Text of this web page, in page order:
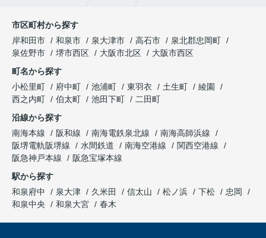
市区町村から探す
岸和田市
和泉市 泉大津市 高石市
泉北郡忠岡町
泉佐野市
堺市西区 大阪市北区
大阪市西区
町名から探す
小松里町
府中町 池浦町 東羽衣 土生町
綾園
西之内町
伯太町 池田下町
二田町
沿線から探す
南海本線
阪和線 南海電鉄泉北線
南海高師浜線
阪堺電軌阪堺線
水間鉄道 南海空港線
関西空港線
阪急神戸本線
阪急宝塚本線
駅から探す
和泉府中
泉大津 久米田 信太山 松ノ浜 下松
忠岡
和泉中央
和泉大宮 春木